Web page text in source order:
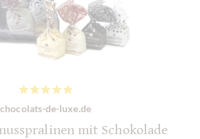
chocolats-de-luxe.de
mit Schokolade